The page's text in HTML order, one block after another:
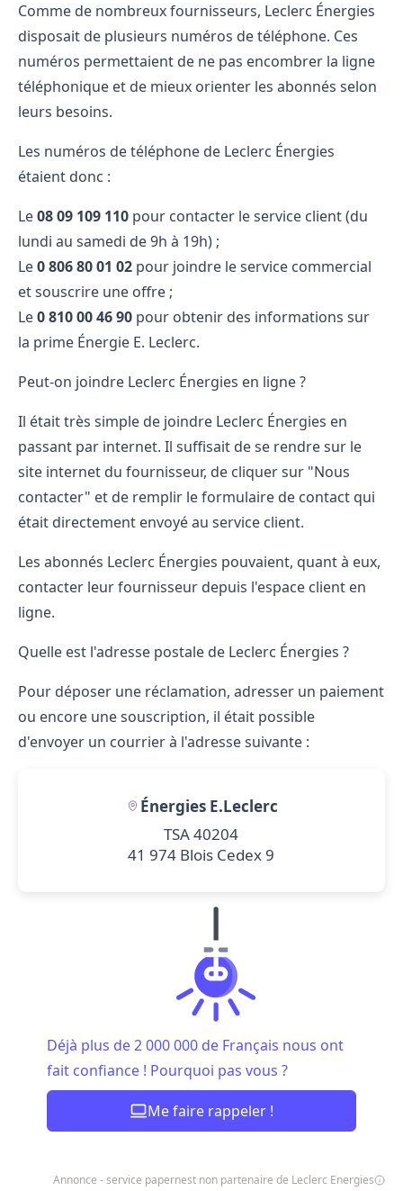
Comme de nombreux fournisseurs, Leclerc Énergies
disposait de plusieurs numéros de téléphone. Ces
numéros permettaient de ne pas encombrer la ligne
téléphonique et de mieux orienter les abonnés selon
leurs besoins.
Les numéros de téléphone de Leclerc Énergies
étaient donc :
Le08 09 109 110 pour contacter le service client (du
lundi au samedi de 9h à 19h) ;
Le0 806 80 01 02 pour joindre le service commercial
et souscrire une offre ;
Le0 810 00 46 90 pour obtenir des informations sur
la prime Énergie E. Leclerc.
Peut-on joindre Leclerc Énergies en ligne ?
Il était très simple de joindre Leclerc Énergies en
passant par internet. Il suffisait de se rendre sur le
site internet du fournisseur, de cliquer sur "Nous
contacter" et de remplir le formulaire de contact qui
était directement envoyé au service client.
Les abonnés Leclerc Énergies pouvaient, quant à eux,
contacter leur fournisseur depuis l'espace client en
ligne.
Quelle est l'adresse postale de Leclerc Énergies ?
Pour déposer une réclamation, adresser un paiement
ou encore une souscription, il était possible
d'envoyer un courrier à l'adresse suivante :
Énergies E.Leclerc
TSA 40204
41 974 Blois Cedex 9
Déjà plus de 2 000 000 de Français nous ont
fait confiance ! Pourquoi pas vous ?
Me faire rappeler !
Annonce - service papernest non partenaire de Leclerc Energies